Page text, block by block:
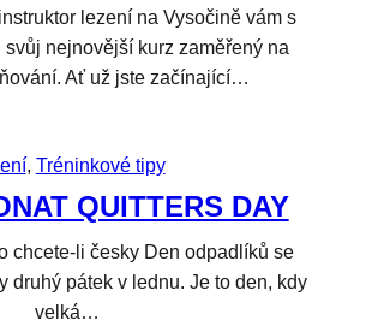
lezení na Vysočině vám s
svůj nejnovější kurz zaměřený na
Ať už jste začínající…
, Tréninkové tipy
QUITTERS DAY
chcete-li česky Den odpadlíků se
druhý pátek v lednu. Je to den, kdy
velká…